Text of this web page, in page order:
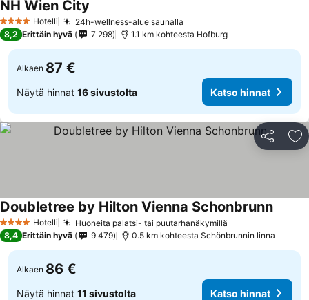
4 Tähtiluokitus
Hotelli 24h-wellness-alue saunalla
NH Wien City
8,2 Erittäin hyvä 7 298 1.1 km kohteesta Hofburg
Alkaen 87 €
Näytä hinnat 16 sivustolta Katso hinnat
Jaa
4 Tähtiluokitus
Hotelli Huoneita palatsi- tai puutarhanäkymillä
Doubletree by Hilton Vienna Schonbrunn
8,4 Erittäin hyvä 9 479 0.5 km kohteesta Schönbrunnin linna
Alkaen 86 €
Näytä hinnat 11 sivustolta Katso hinnat